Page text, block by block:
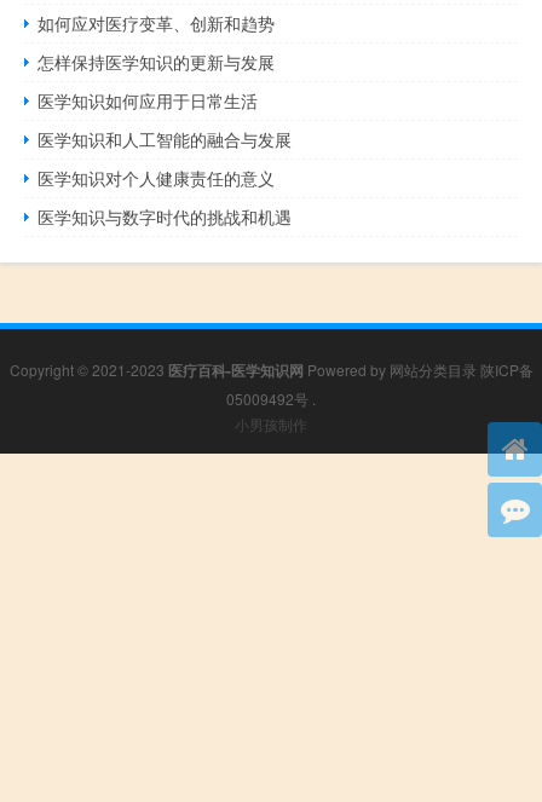
如何应对医疗变革、创新和趋势
怎样保持医学知识的更新与发展
医学知识如何应用于日常生活
医学知识和人工智能的融合与发展
医学知识对个人健康责任的意义
医学知识与数字时代的挑战和机遇
Copyright © 2021-2023 医疗百科-医学知识网 Powered by 网站分类目录 陕ICP备
05009492号
小男孩制作